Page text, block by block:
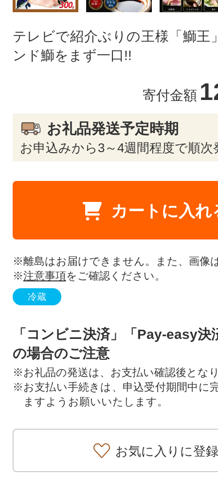
テレビで紹介ぶりの王様「鰤王
ンド鰤をまず一口!!
寄付金額
お礼品発送予定時期
お申込みから3～4週間程度で順次
カートに入れ
※離島はお届けできません。また、画像
※注意事項をご確認ください。
冷蔵
「コンビニ決済」「Pay-easy決
の場合のご注意
※お礼品の発送は、お支払い確認後とな
※お支払い手続きは、申込受付期間中に
ますようお願いいたします。
お気に入りに登録